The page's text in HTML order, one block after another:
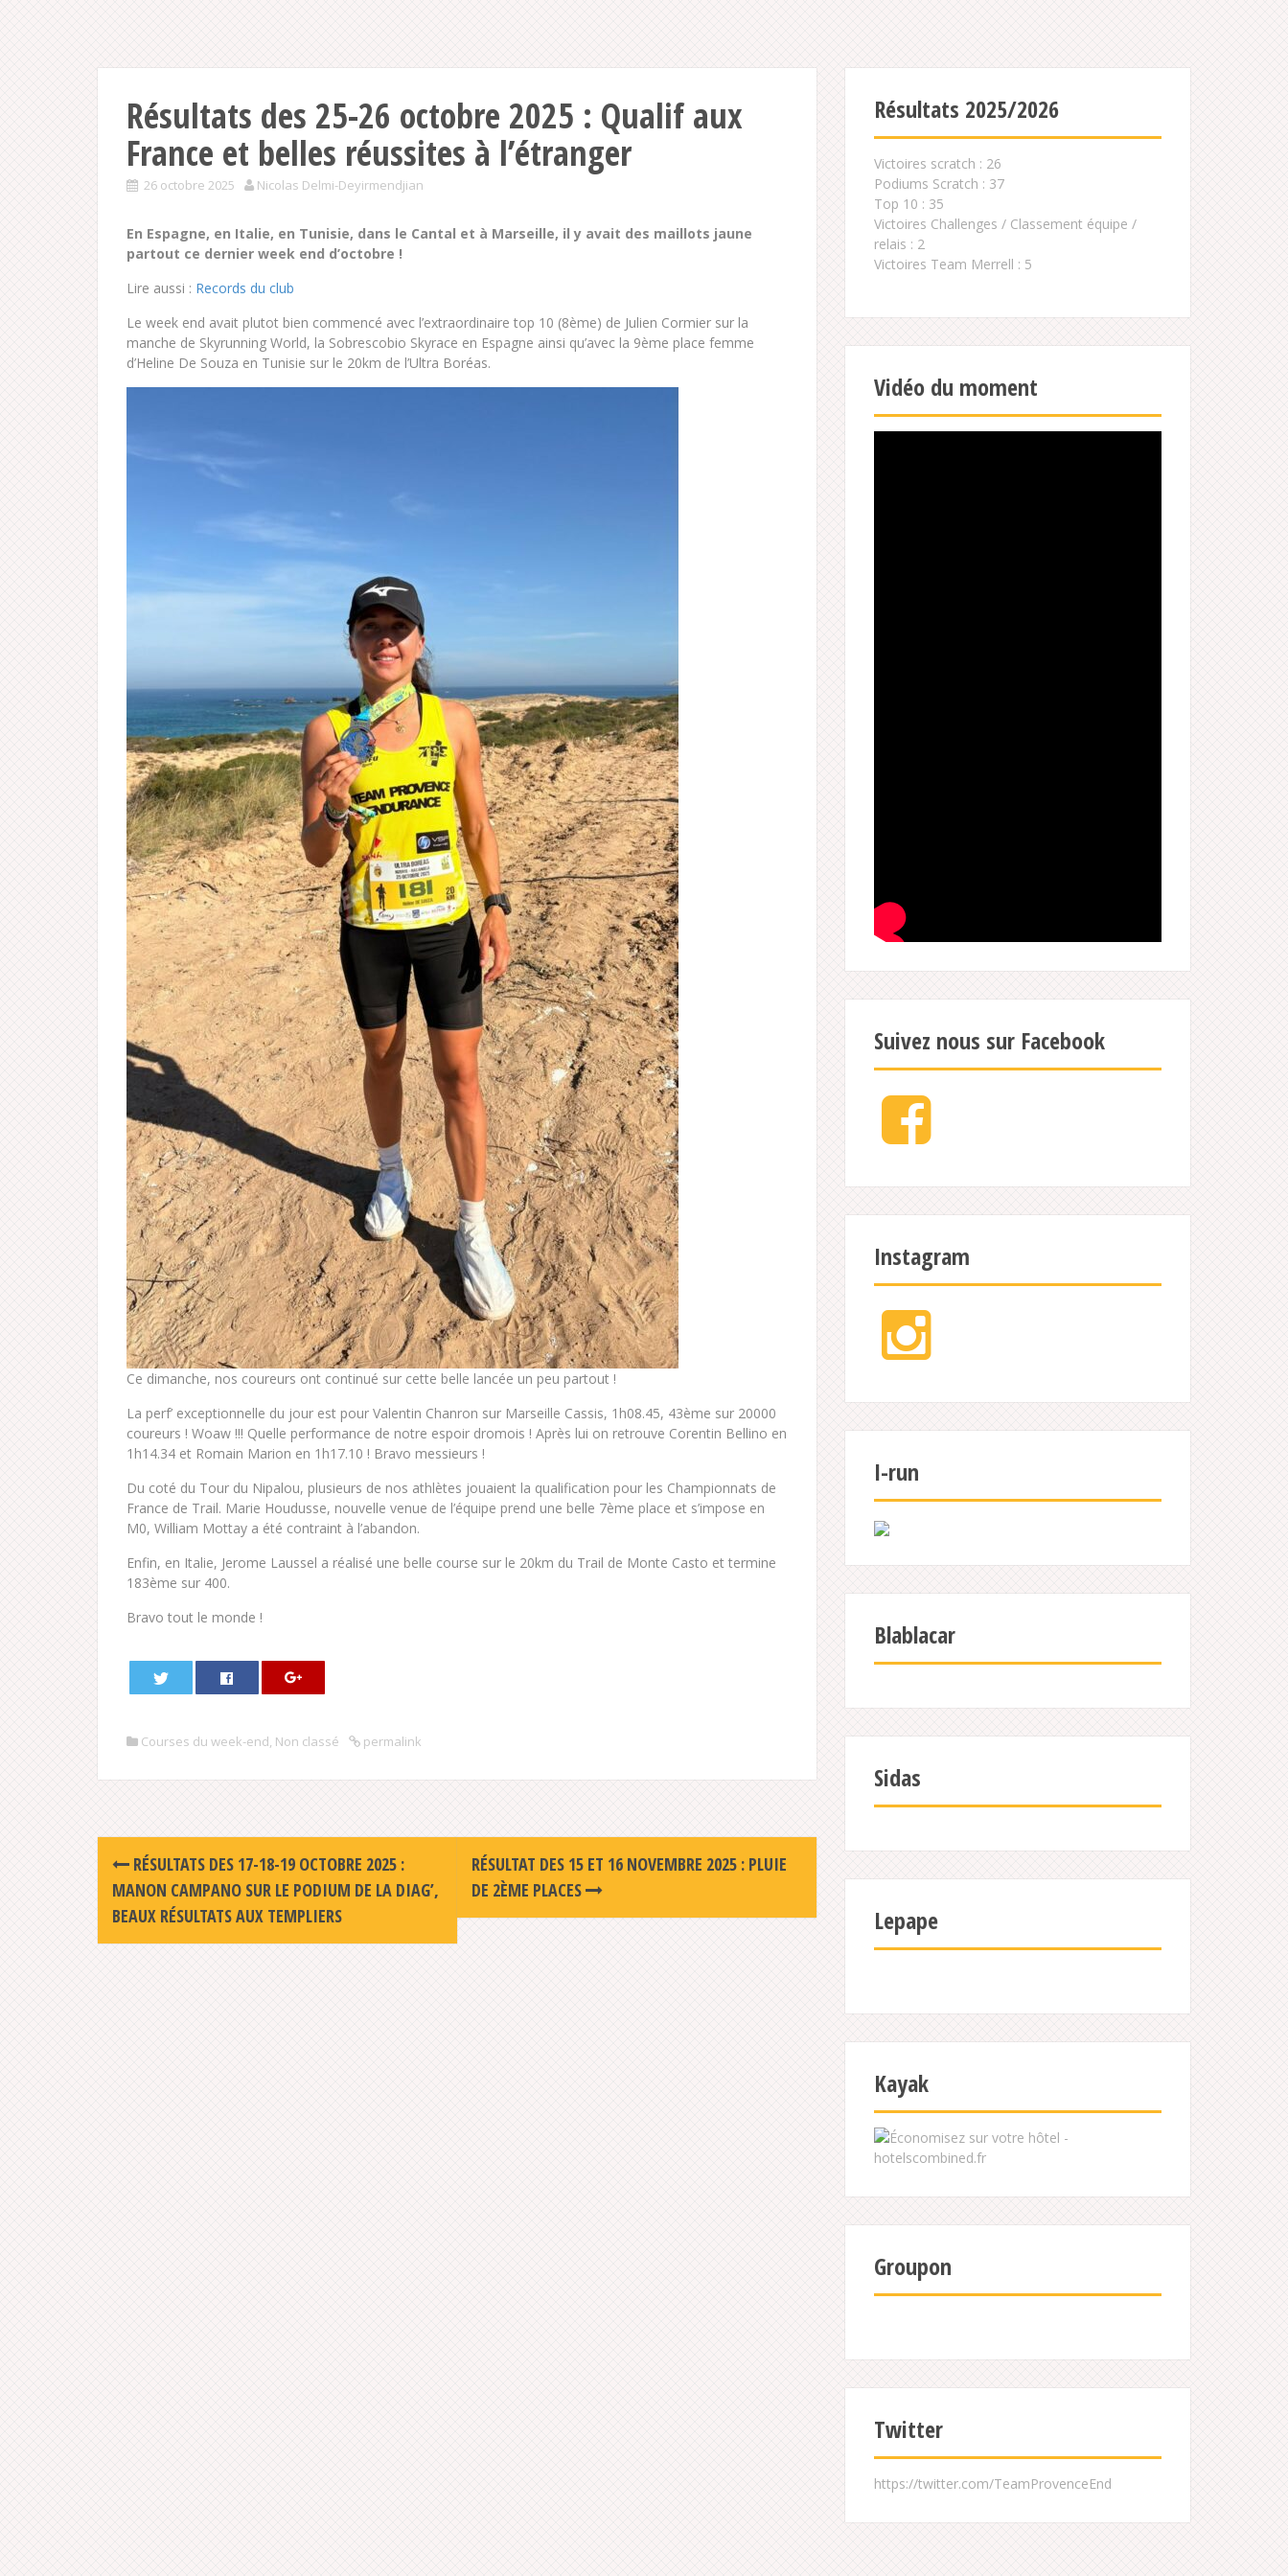
Résultats des 25-26 octobre 2025 : Qualif aux
France et belles réussites à l’étranger
26 octobre 2025 Nicolas Delmi-Deyirmendjian
En Espagne, en Italie, en Tunisie, dans le Cantal et à Marseille, il y avait des maillots jaune
partout ce dernier week end d’octobre !
Lire aussi : Records du club
Le week end avait plutot bien commencé avec l’extraordinaire top 10 (8ème) de Julien Cormier sur la
manche de Skyrunning World, la Sobrescobio Skyrace en Espagne ainsi qu’avec la 9ème place femme
d’Heline De Souza en Tunisie sur le 20km de l’Ultra Boréas.
Ce dimanche, nos coureurs ont continué sur cette belle lancée un peu partout !
La perf’ exceptionnelle du jour est pour Valentin Chanron sur Marseille Cassis, 1h08.45, 43ème sur 20000
coureurs ! Woaw !!! Quelle performance de notre espoir dromois ! Après lui on retrouve Corentin Bellino en
1h14.34 et Romain Marion en 1h17.10 ! Bravo messieurs !
Du coté du Tour du Nipalou, plusieurs de nos athlètes jouaient la qualification pour les Championnats de
France de Trail. Marie Houdusse, nouvelle venue de l’équipe prend une belle 7ème place et s’impose en
M0, William Mottay a été contraint à l’abandon.
Enfin, en Italie, Jerome Laussel a réalisé une belle course sur le 20km du Trail de Monte Casto et termine
183ème sur 400.
Bravo tout le monde !
Courses du week-end, Non classé permalink
Post
navigation
RÉSULTATS DES 17-18-19 OCTOBRE 2025 :
MANON CAMPANO SUR LE PODIUM DE LA DIAG’,
BEAUX RÉSULTATS AUX TEMPLIERS
RÉSULTAT DES 15 ET 16 NOVEMBRE 2025 : PLUIE
DE 2ÈME PLACES
Résultats 2025/2026
Victoires scratch : 26
Podiums Scratch : 37
Top 10 : 35
Victoires Challenges / Classement équipe /
relais : 2
Victoires Team Merrell : 5
Vidéo du moment
Suivez nous sur Facebook
Facebook
Instagram
Instagram
I-run
Blablacar
Sidas
Lepape
Kayak
Groupon
Twitter
https://twitter.com/TeamProvenceEnd